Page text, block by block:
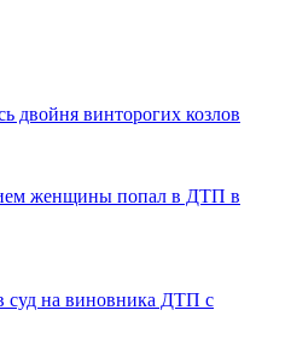
двойня винторогих козлов
женщины попал в ДТП в
суд на виновника ДТП с